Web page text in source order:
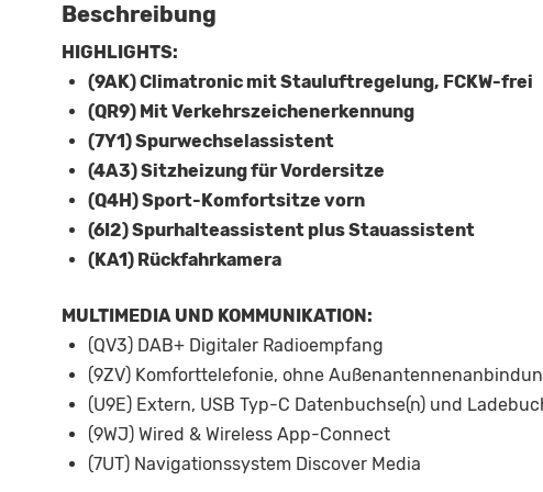
Beschreibung
HIGHLIGHTS:
(9AK) Climatronic mit Stauluftregelung, FCKW-frei
(QR9) Mit Verkehrszeichenerkennung
(7Y1) Spurwechselassistent
(4A3) Sitzheizung für Vordersitze
(Q4H) Sport-Komfortsitze vorn
(6I2) Spurhalteassistent plus Stauassistent
(KA1) Rückfahrkamera
MULTIMEDIA UND KOMMUNIKATION:
(QV3) DAB+ Digitaler Radioempfang
(9ZV) Komforttelefonie, ohne
(U9E) Extern, USB Typ-C Datenbuchse(n) und
(9WJ) Wired & Wireless App-Connect
(7UT) Navigationssystem Discover Media